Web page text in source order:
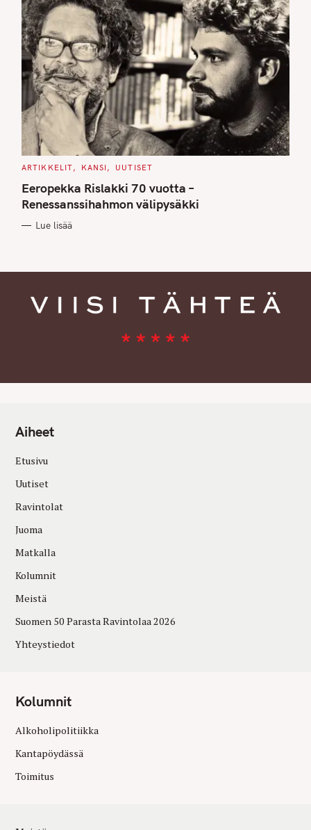
C
T
E
G
O
I
ARTIKKELIT KANSI UUTISET
Eeropekka Rislakki 70 vuotta –
Renessanssihahmon välipysäkki
Lue lisää
Aiheet
Etusivu
Uutiset
Ravintolat
Juoma
Matkalla
Kolumnit
Meistä
Suomen 50 Parasta Ravintolaa 2026
Yhteystiedot
Kolumnit
Alkoholipolitiikka
Kantapöydässä
Toimitus